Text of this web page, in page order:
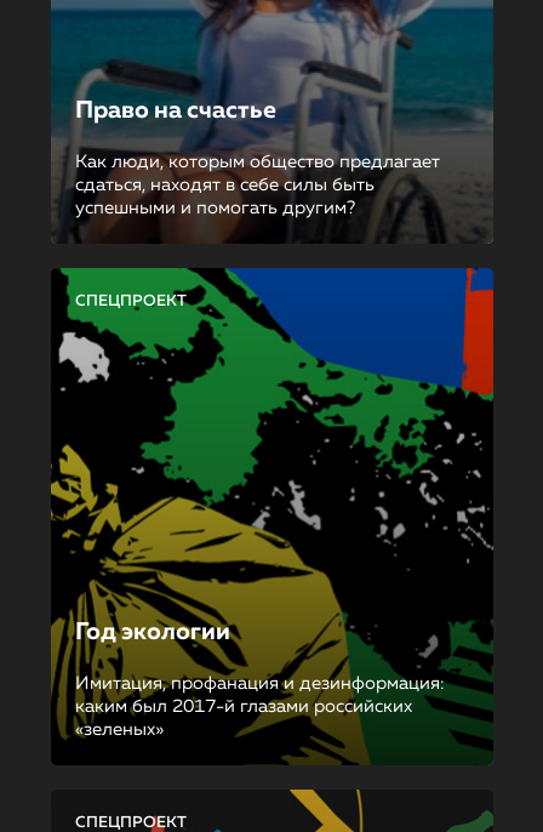
Право на счастье
Как люди, которым общество предлагает
сдаться, находят в себе силы быть
успешными и помогать другим?
СПЕЦПРОЕКТ
Год экологии
Имитация, профанация и дезинформация:
каким был 2017-й глазами российских
«зеленых»
СПЕЦПРОЕКТ